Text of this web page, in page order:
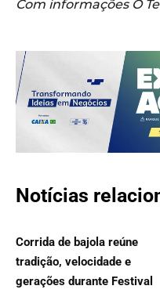
Com informações O
Notícias
Corrida de bajola reúne
tradição, velocidade e
gerações durante Festival